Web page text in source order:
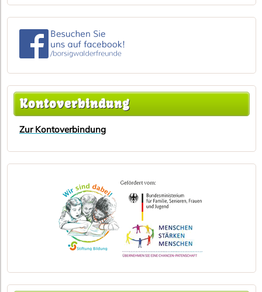
Kontoverbindung
Zur Kontoverbindung